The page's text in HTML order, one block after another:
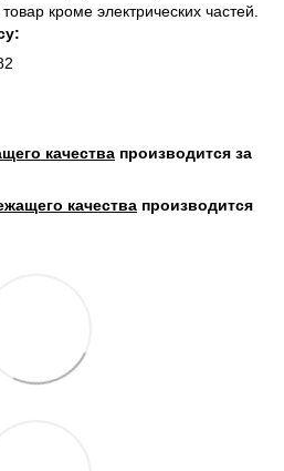
кроме электрических частей.
качества производится за
качества производится